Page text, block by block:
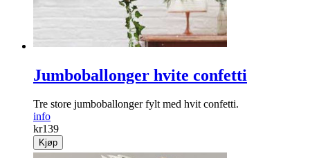
Jumboballonger hvite confetti
Tre store jumboballonger fylt med hvit confetti.
info
kr139
Kjøp